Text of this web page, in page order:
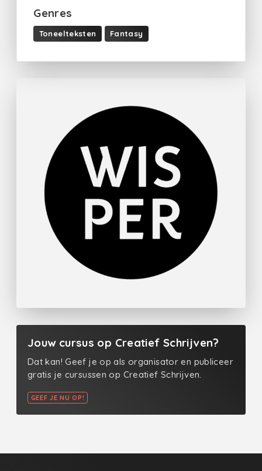
Genres
Toneelteksten Fantasy
Jouw cursus op Creatief Schrijven?
Dat kan! Geef je op als organisator en publiceer
gratis je cursussen op Creatief Schrijven.
GEEF JE NU OP!